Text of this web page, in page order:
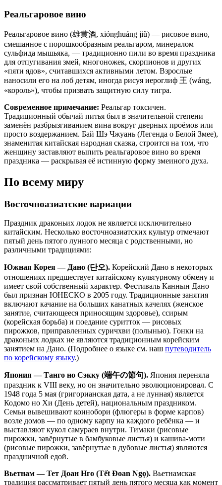
Реальгаровое вино
Реальгаровое вино (雄黄酒, xiónghuáng jiǔ) — рисовое вино,
смешанное с порошкообразным реальгаром, минералом
сульфида мышьяка, — традиционно пили во время праздника
для отпугивания змей, многоножек, скорпионов и других
«пяти ядов», считавшихся активными летом. Взрослые
наносили его на лоб детям, иногда рисуя иероглиф 王 (wáng,
«король»), чтобы призвать защитную силу тигра.
Современное примечание: Реальгар токсичен.
Традиционный обычай питья был в значительной степени
заменён разбрызгиванием вина вокруг дверных проёмов или
просто воздержанием. Бай Шэ Чжуань (Легенда о Белой Змее),
знаменитая китайская народная сказка, строится на том, что
женщину заставляют выпить реальгаровое вино во время
праздника — раскрывая её истинную форму змеиного духа.
По всему миру
Восточноазиатские вариации
Праздник драконьих лодок не является исключительно
китайским. Несколько восточноазиатских культур отмечают
пятый день пятого лунного месяца с родственными, но
различными традициями:
Южная Корея — Дано (단오). Корейский Дано в некоторых
отношениях предшествует китайскому культурному обмену и
имеет свой собственный характер. Фестиваль Каннын Дано
был признан ЮНЕСКО в 2005 году. Традиционные занятия
включают качание на больших канатных качелях (женское
занятие, считающееся приносящим здоровье), ссирым
(корейская борьба) и поедание суритток — рисовых
пирожков, приправленных суричхви (полынью). Гонки на
драконьих лодках не являются традиционным корейским
занятием на Дано. (Подробнее о языке см. наш путеводитель
по корейскому языку.)
Япония — Танго но Сэкку (端午の節句). Япония переняла
праздник к VIII веку, но он значительно эволюционировал. С
1948 года 5 мая (григорианская дата, а не лунная) является
Кодомо но Хи (День детей), национальным праздником.
Семьи вывешивают коинобори (флюгеры в форме карпов)
возле домов — по одному карпу на каждого ребёнка — и
выставляют кукол самураев внутри. Тимаки (рисовые
пирожки, завёрнутые в бамбуковые листья) и кашива-моти
(рисовые пирожки, завёрнутые в дубовые листья) являются
праздничной едой.
Вьетнам — Тет Доан Нго (Tết Đoan Ngọ). Вьетнамская
традиция рассматривает пятый день пятого месяца как момент